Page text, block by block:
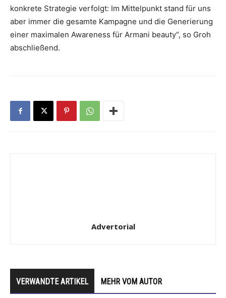
konkrete Strategie verfolgt: Im Mittelpunkt stand für uns
aber immer die gesamte Kampagne und die Generierung
einer maximalen Awareness für Armani beauty“, so Groh
abschließend.
Advertorial
VERWANDTE ARTIKEL MEHR VOM AUTOR